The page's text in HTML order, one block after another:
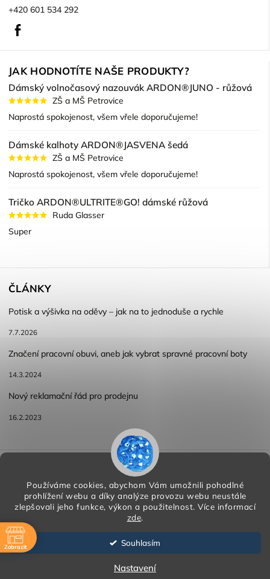
Používáme cookies, abychom Vám umožnili pohodlné
prohlížení webu a díky analýze provozu webu neustále
zlepšovali jeho funkce, výkon a použitelnost. Více informací
zde.
Souhlasím
Nastavení
+420 601 534 292
JAK HODNOTÍTE NAŠE PRODUKTY?
Dámský volnočasový nazouvák ARDON®JUNO - růžová
ZŠ a MŠ Petrovice
Naprostá spokojenost, všem vřele doporučujeme!
Dámské kalhoty ARDON®JASVENA šedá
ZŠ a MŠ Petrovice
Naprostá spokojenost, všem vřele doporučujeme!
Tričko ARDON®ULTRITE®GO! dámské růžová
Ruda Glasser
Super
ČLÁNKY
Potisk a výšivka na oděvy – jak na to jednoduše a rychle
7.7.2026
Značení pracovní obuvi, aneb jak vybrat spravné pracovní boty
14.3.2024
Nový reklamační řád pro prodejnu
16.2.2023
Reklamace a vracení zboží
Podmínky ochrany osobních údajů
Copyright 2026 HORA PP s.r.o.
Shoptet | Design
Zobrazit